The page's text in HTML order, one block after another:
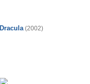
Dracula (2002)